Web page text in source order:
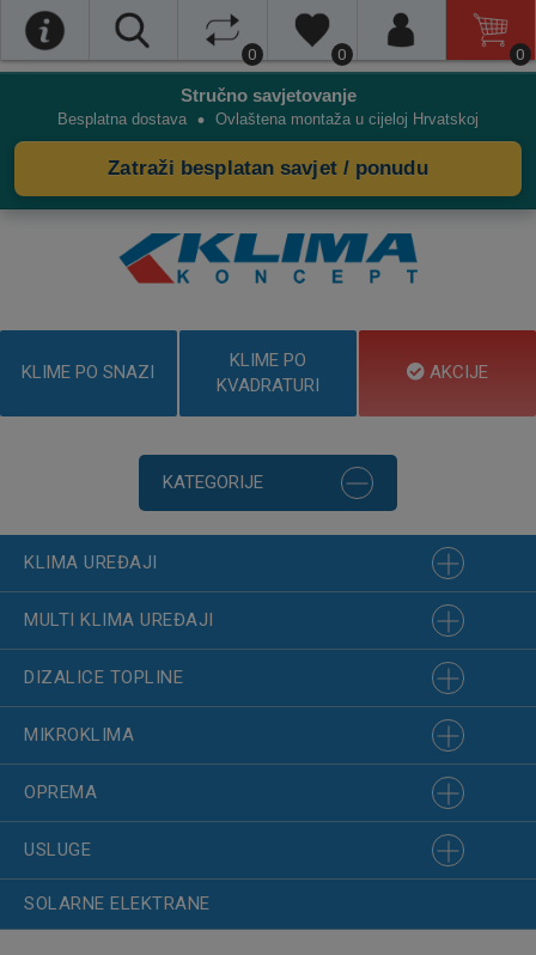
0 0 0
Stručno savjetovanje
Besplatna dostava • Ovlaštena montaža u cijeloj Hrvatskoj
Zatraži besplatan savjet / ponudu
KLIME PO SNAZI
KLIME PO
KVADRATURI
AKCIJE
KATEGORIJE
KLIMA UREĐAJI
MULTI KLIMA UREĐAJI
DIZALICE TOPLINE
MIKROKLIMA
OPREMA
USLUGE
SOLARNE ELEKTRANE